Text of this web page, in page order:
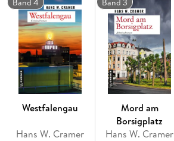
Westfalengau
Hans W. Cramer
Mord am
Borsigplatz
Hans W. Cramer